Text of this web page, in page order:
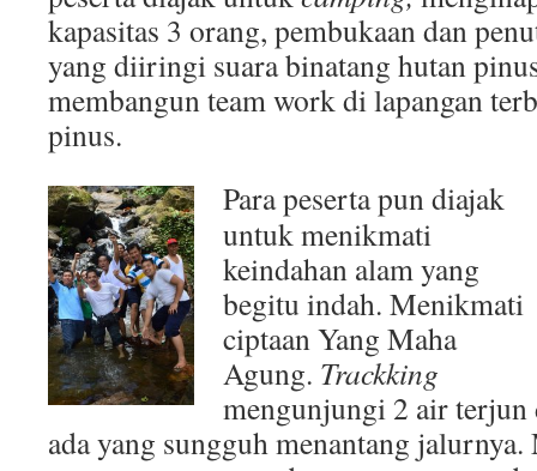
kapasitas 3 orang, pembukaan dan
yang diiringi suara binatang hutan
membangun team work di lapangan
pinus.
Para peserta pun diajak
untuk menikmati
keindahan alam yang
begitu indah. Menikmati
ciptaan Yang Maha
Agung. Trackking
mengunjungi 2 air
ada yang sungguh menantang